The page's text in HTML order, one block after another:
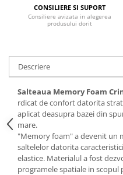
Mese gradinita
Scaune gradinita
Mobilier copii
Mobila camera copii
Scaune birou pentru copii
Saltele patuturi copii
Paturi copii
Masa si scaune gradinita
Seturi comode living si
CONSILIERE SI SUPORT
Consiliere avizata in alegerea
produsului dorit
Descriere
Salteaua Memory Foam
rdicat de confort datorita
aplicat deasupra bazei din
mare.
"Memory foam" a devenit un
saltelelor datorita
elastice. Materialul a fost
programele spatiale in